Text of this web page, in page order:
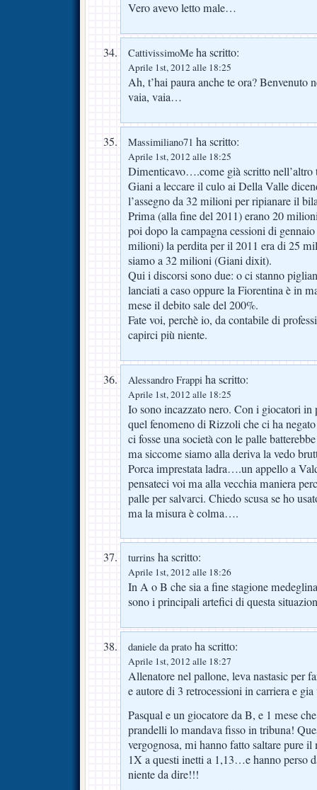
Vero avevo letto male…
CattivissimoMe ha scritto:
Aprile 1st, 2012 alle 18:25
Ah, t’hai paura anche te ora? Benvenuto
vaia, vaia…
Massimiliano71 ha scritto:
Aprile 1st, 2012 alle 18:25
Dimenticavo….come già scritto nell’altro
Giani a leccare il culo ai Della Valle
l’assegno da 32 milioni per ripianare il
Prima (alla fine del 2011) erano 20
poi dopo la campagna cessioni di
milioni) la perdita per il 2011 era di 25
siamo a 32 milioni (Giani dixit).
Qui i discorsi sono due: o ci stanno
lanciati a caso oppure la Fiorentina è in
mese il debito sale del 200%.
Fate voi, perchè io, da contabile di
capirci più niente.
Alessandro Frappi ha scritto:
Aprile 1st, 2012 alle 18:25
Io sono incazzato nero. Con i giocatori
quel fenomeno di Rizzoli che ci ha
ci fosse una società con le palle
ma siccome siamo alla deriva la vedo
Porca imprestata ladra….un appello a
pensateci voi ma alla vecchia maniera
palle per salvarci. Chiedo scusa se ho
ma la misura è colma….
turrins ha scritto:
Aprile 1st, 2012 alle 18:26
In A o B che sia a fine stagione
sono i principali artefici di questa
daniele da prato ha scritto:
Aprile 1st, 2012 alle 18:27
Allenatore nel pallone, leva nastasic per
e autore di 3 retrocessioni in carriera e
Pasqual e un giocatore da B, e 1 mese
prandelli lo mandava fisso in tribuna!
vergognosa, mi hanno fatto saltare pure
1X a questi inetti a 1,13…e hanno perso
niente da dire!!!